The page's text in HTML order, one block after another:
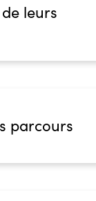
leurs
parcours